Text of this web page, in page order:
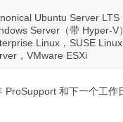
Ubuntu Server LTS
Server（带 Hyper-V
Linux，SUSE
，VMware ESXi
ProSupport 和下一个工作